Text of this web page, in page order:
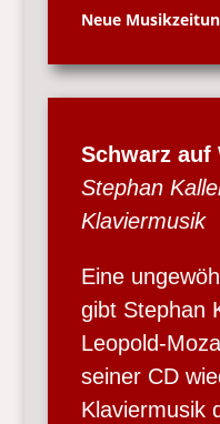
Neue
Schwarz auf
Stephan
Klaviermusik
Eine
gibt Stephan
Leopold-
seiner CD
Klaviermusik